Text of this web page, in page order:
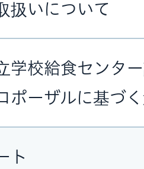
扱いについて
学校給食センタ
ポーザルに基づ
ト